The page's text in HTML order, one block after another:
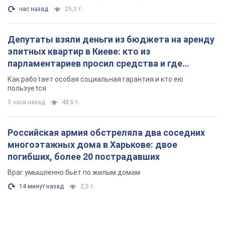
час назад 25,3 т.
Депутаты взяли деньги из бюджета на аренду
элитных квартир в Киеве: кто из
парламентариев просил средства и где
поселился
Как работает особая социальная гарантия и кто ею
пользуется
3 часа назад 48,6 т.
Российская армия обстреляла два соседних
многоэтажных дома в Харькове: двое
погибших, более 20 пострадавших
Враг умышленно бьет по жилым домам
14 минут назад 2,5 т.